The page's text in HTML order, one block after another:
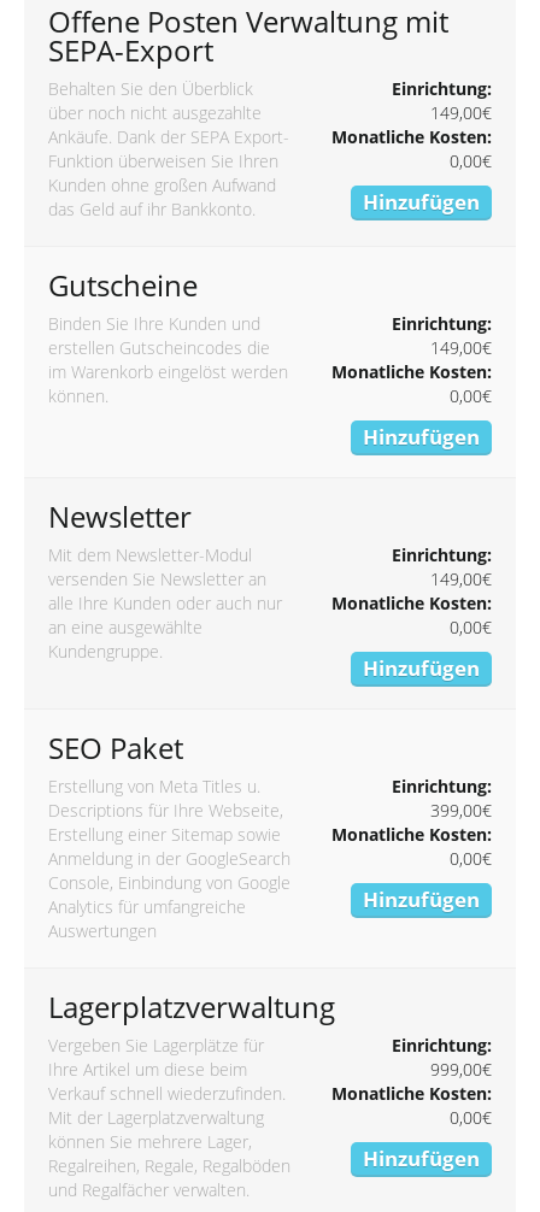
Offene Posten Verwaltung mit
SEPA-Export
Behalten Sie den Überblick
über noch nicht ausgezahlte
Ankäufe. Dank der SEPA Export-
Funktion überweisen Sie Ihren
Kunden ohne großen Aufwand
das Geld auf ihr Bankkonto.
Einrichtung:
149,00€
Monatliche Kosten:
0,00€
Hinzufügen
Gutscheine
Binden Sie Ihre Kunden und
erstellen Gutscheincodes die
im Warenkorb eingelöst werden
können.
Einrichtung:
149,00€
Monatliche Kosten:
0,00€
Hinzufügen
Newsletter
Mit dem Newsletter-Modul
versenden Sie Newsletter an
alle Ihre Kunden oder auch nur
an eine ausgewählte
Kundengruppe.
Einrichtung:
149,00€
Monatliche Kosten:
0,00€
Hinzufügen
SEO Paket
Erstellung von Meta Titles u.
Descriptions für Ihre Webseite,
Erstellung einer Sitemap sowie
Anmeldung in der GoogleSearch
Console, Einbindung von Google
Analytics für umfangreiche
Auswertungen
Einrichtung:
399,00€
Monatliche Kosten:
0,00€
Hinzufügen
Lagerplatzverwaltung
Vergeben Sie Lagerplätze für
Ihre Artikel um diese beim
Verkauf schnell wiederzufinden.
Mit der Lagerplatzverwaltung
können Sie mehrere Lager,
Regalreihen, Regale, Regalböden
und Regalfächer verwalten.
Einrichtung:
999,00€
Monatliche Kosten:
0,00€
Hinzufügen